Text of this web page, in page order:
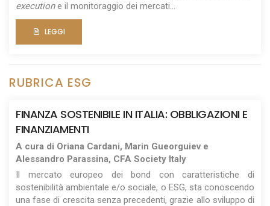
executione il monitoraggio dei mercati...
LEGGI
RUBRICA ESG
FINANZA SOSTENIBILE IN ITALIA: OBBLIGAZIONI E
FINANZIAMENTI
A cura di Oriana Cardani, Marin Gueorguiev e
Alessandro Parassina, CFA Society Italy
Il mercato europeo dei bond con caratteristiche di
sostenibilità ambientale e/o sociale, o ESG, sta conoscendo
una fase di crescita senza precedenti, grazie allo sviluppo di